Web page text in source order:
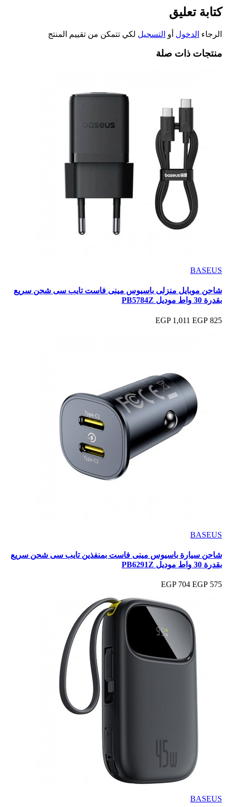
كتابة تعليق
الرجاء الدخول أو التسجيل لكي تتمكن من تقييم المنتج
منتجات ذات صلة
BASEUS
شاحن موبايل منزلى باسيوس مينى فاست تايب سى شحن سريع
بقدرة 30 واط موديل PB5784Z
825 EGP
1,011 EGP
BASEUS
شاحن سيارة باسيوس مينى فاست بمنفذين تايب سى شحن سريع
بقدرة 30 واط موديل PB6291Z
575 EGP
704 EGP
BASEUS